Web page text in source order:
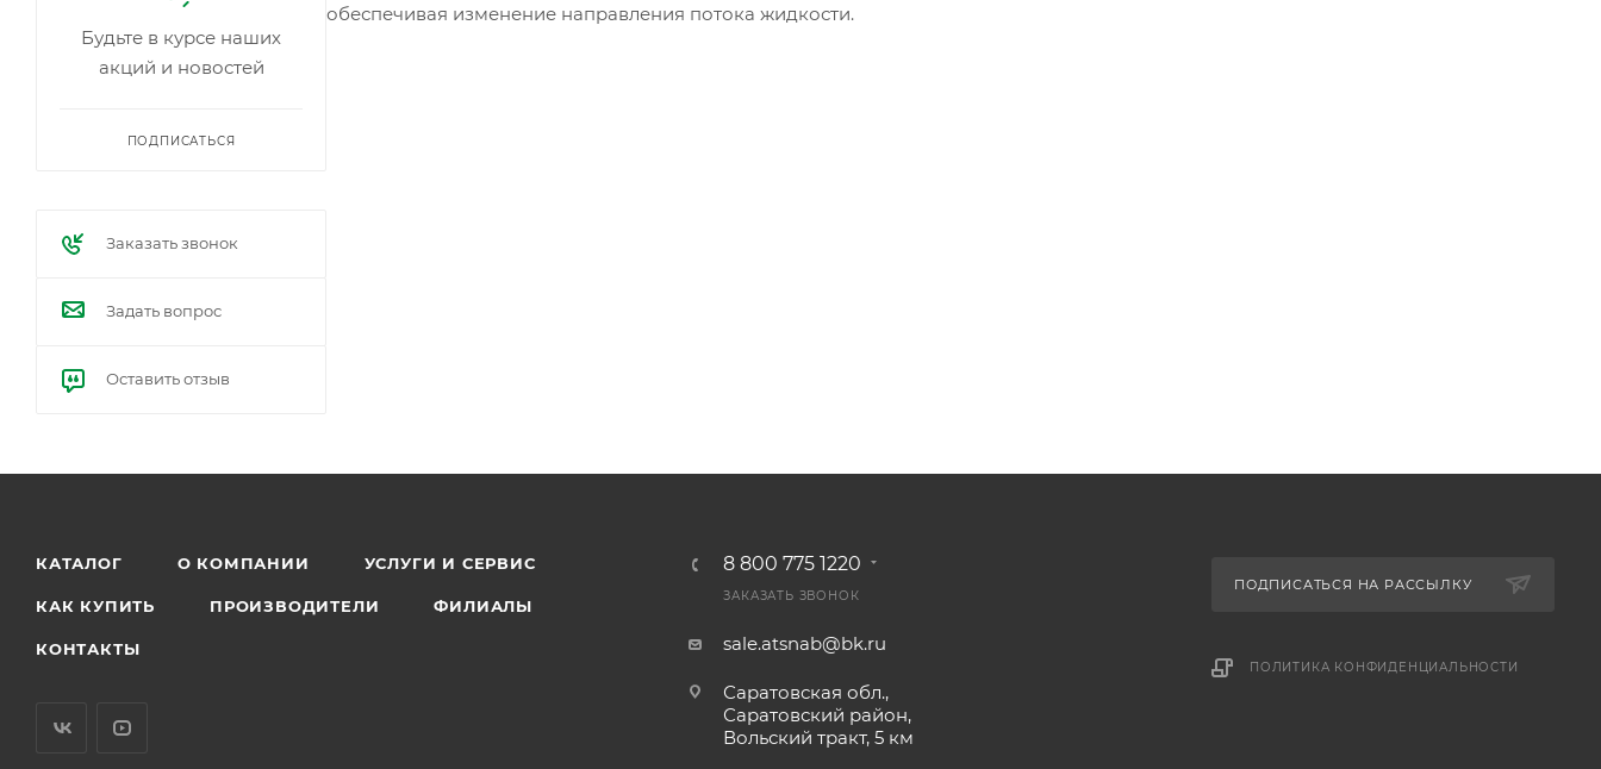
обеспечивая изменение направления потока жидкости.
Будьте в курсе наших
акций и новостей
ПОДПИСАТЬСЯ
Заказать звонок
Задать вопрос
Оставить отзыв
КАТАЛОГ О КОМПАНИИ УСЛУГИ И СЕРВИС
КАК КУПИТЬ ПРОИЗВОДИТЕЛИ ФИЛИАЛЫ
КОНТАКТЫ
8 800 775 1220
ЗАКАЗАТЬ ЗВОНОК
sale.atsnab@bk.ru
Саратовская обл.,
Саратовский район,
Вольский тракт, 5 км
ПОДПИСАТЬСЯ НА РАССЫЛКУ
ПОЛИТИКА КОНФИДЕНЦИАЛЬНОСТИ